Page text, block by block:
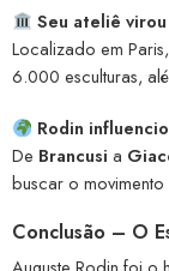
Seu ateliê
Localizado em
6.000 esculturas,
Rodin
De Brancusi a
buscar o
Conclusão – O